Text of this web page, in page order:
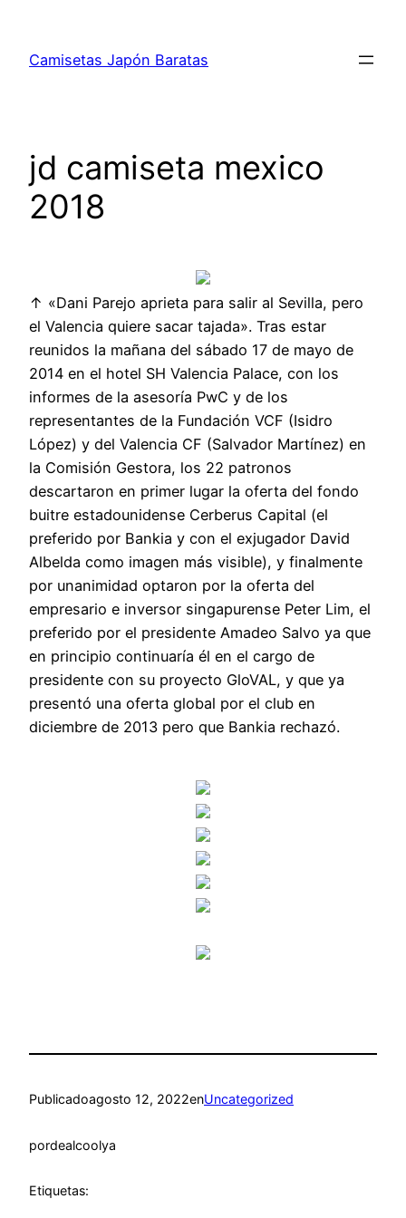
contenido
Camisetas Japón Baratas
jd camiseta mexico
2018
↑ «Dani Parejo aprieta para salir al Sevilla, pero
el Valencia quiere sacar tajada». Tras estar
reunidos la mañana del sábado 17 de mayo de
2014 en el hotel SH Valencia Palace, con los
informes de la asesoría PwC y de los
representantes de la Fundación VCF (Isidro
López) y del Valencia CF (Salvador Martínez) en
la Comisión Gestora, los 22 patronos
descartaron en primer lugar la oferta del fondo
buitre estadounidense Cerberus Capital (el
preferido por Bankia y con el exjugador David
Albelda como imagen más visible), y finalmente
por unanimidad optaron por la oferta del
empresario e inversor singapurense Peter Lim, el
preferido por el presidente Amadeo Salvo ya que
en principio continuaría él en el cargo de
presidente con su proyecto GloVAL, y que ya
presentó una oferta global por el club en
diciembre de 2013 pero que Bankia rechazó.
Publicadoagosto 12, 2022enUncategorized
pordealcoolya
Etiquetas: